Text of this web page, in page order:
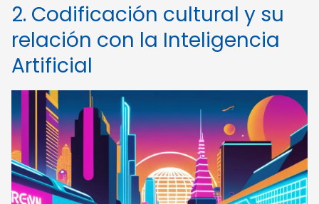
2. Codificación cultural y su
relación con la Inteligencia
Artificial